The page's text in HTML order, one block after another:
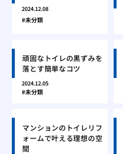
2024.12.08
未分類
頑固なトイレの黒ずみを
落とす簡単なコツ
2024.12.05
未分類
マンションのトイレリフ
ォームで叶える理想の空
間